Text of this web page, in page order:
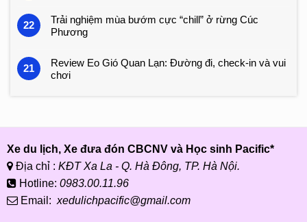
22
Trải nghiệm mùa bướm cực “chill” ở rừng Cúc
Phương
21
Review Eo Gió Quan Lạn: Đường đi, check-in và vui
chơi
Xe du lịch, Xe đưa đón CBCNV và Học sinh Pacific*
Địa chỉ : KĐT Xa La - Q. Hà Đông, TP. Hà Nội.
Hotline: 0983.00.11.96
Email: xedulichpacific@gmail.com